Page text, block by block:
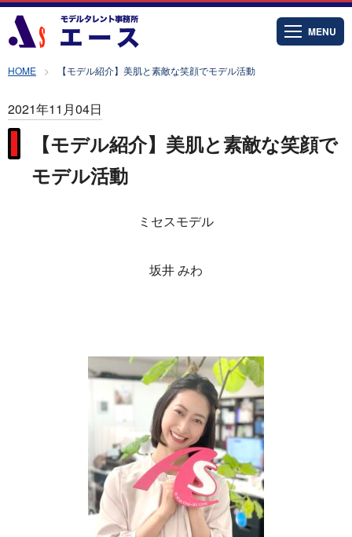
MENU
HOME 【モデル紹介】美肌と素敵な笑顔でモデル活動
2021年11月04日
【モデル紹介】美肌と素敵な笑顔で
モデル活動
ミセスモデル
坂井 みわ